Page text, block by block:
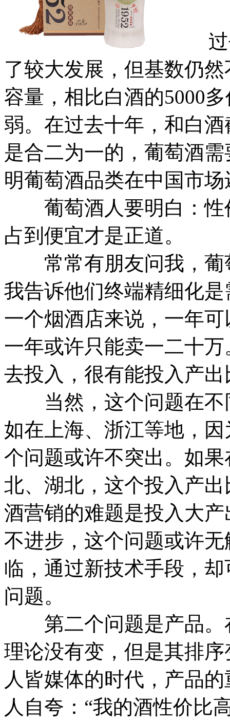
过去
了较大发展，但基数仍
容量，相比白酒的5000
弱。在过去十年，和白
是合二为一的，葡萄酒
明葡萄酒品类在中国市
葡萄酒人要明白：性
占到便宜才是正道。
常常有朋友问我，葡
我告诉他们终端精细化
一个烟酒店来说，一年
一年或许只能卖一二十
去投入，很有能投入产
当然，这个问题在不
如在上海、浙江等地，
个问题或许不突出。如
北、湖北，这个投入产
酒营销的难题是投入大
不进步，这个问题或许
临，通过新技术手段，
问题。
第二个问题是产品。
理论没有变，但是其排
人皆媒体的时代，产品
人自夸：“我的酒性价比